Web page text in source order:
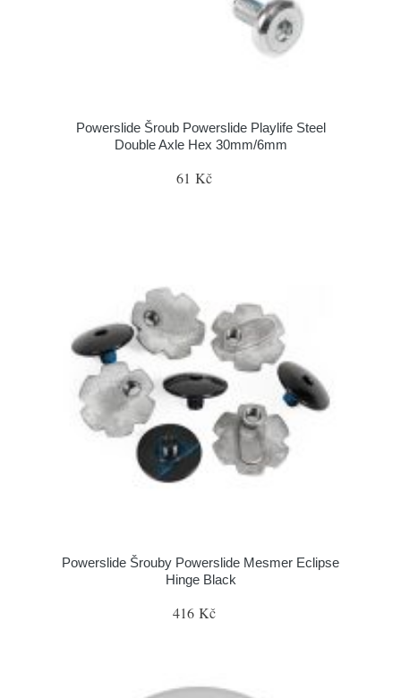
Powerslide Šroub Powerslide Playlife Steel
Double Axle Hex 30mm/6mm
61 Kč
Powerslide Šrouby Powerslide Mesmer Eclipse
Hinge Black
416 Kč